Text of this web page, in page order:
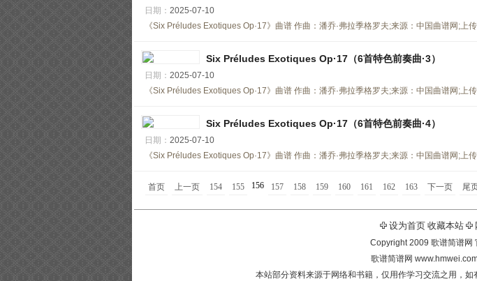
日期： 2025-07-10
《Six Préludes Exotiques Op·17》曲谱 作曲：潘乔·弗拉季格罗夫;来源：中国曲谱网;上
Six Préludes Exotiques Op·17（6首特色前奏曲·3）
日期： 2025-07-10
《Six Préludes Exotiques Op·17》曲谱 作曲：潘乔·弗拉季格罗夫;来源：中国曲谱网;上
Six Préludes Exotiques Op·17（6首特色前奏曲·4）
日期： 2025-07-10
《Six Préludes Exotiques Op·17》曲谱 作曲：潘乔·弗拉季格罗夫;来源：中国曲谱网;上
首页 上一页 154 155 156 157 158 159 160 161 162 163 下一页 尾
设为首页 收藏本站
Copyright 2009 歌谱简谱网
歌谱简谱网
本站部分资料来源于网络和书籍，仅用作学习交流之用，